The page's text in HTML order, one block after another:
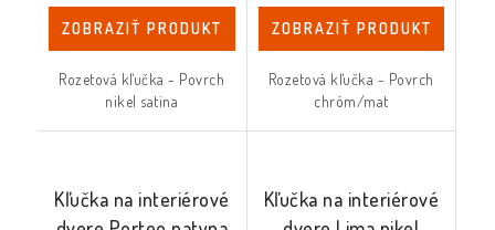
ZOBRAZIŤ PRODUKT
Rozetová kľučka - Povrch
nikel satina
ZOBRAZIŤ PRODUKT
Rozetová kľučka - Povrch
chróm/mat
Kľučka na interiérové
Kľučka na interiérové